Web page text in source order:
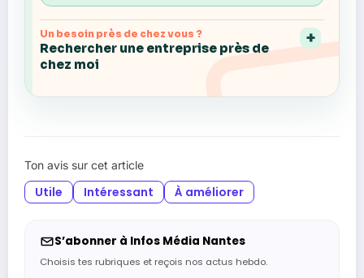
Un besoin près de chez vous ?
Rechercher une entreprise près de
chez moi
Ton avis sur cet article
Utile Intéressant À améliorer
S’abonner à Infos Média Nantes
Choisis tes rubriques et reçois nos actus hebdo.